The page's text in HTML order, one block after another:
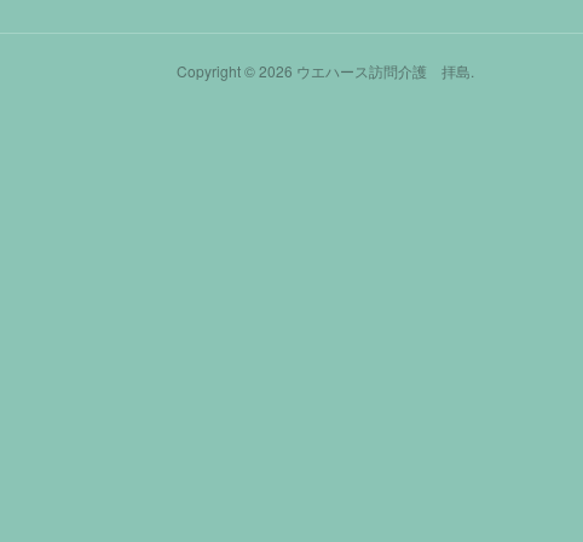
Copyright ©2026 ウエハース訪問介護 拝島